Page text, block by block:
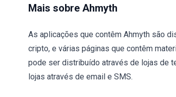
Mais sobre Ahmyth
As aplicações que contêm Ahmyth são
cripto, e várias páginas que contêm
pode ser distribuído através de lojas de
lojas através de email e SMS.